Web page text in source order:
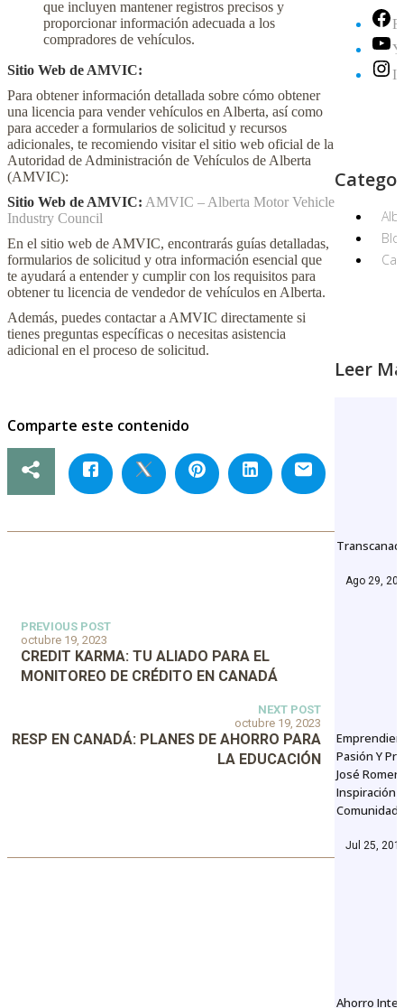
que incluyen mantener registros precisos y
proporcionar información adecuada a los
compradores de vehículos.
Sitio Web de AMVIC:
Para obtener información detallada sobre cómo obtener
una licencia para vender vehículos en Alberta, así como
para acceder a formularios de solicitud y recursos
adicionales, te recomiendo visitar el sitio web oficial de la
Autoridad de Administración de Vehículos de Alberta
(AMVIC):
Sitio Web de AMVIC: AMVIC – Alberta Motor Vehicle
Industry Council
En el sitio web de AMVIC, encontrarás guías detalladas,
formularios de solicitud y otra información esencial que
te ayudará a entender y cumplir con los requisitos para
obtener tu licencia de vendedor de vehículos en Alberta.
Además, puedes contactar a AMVIC directamente si
tienes preguntas específicas o necesitas asistencia
adicional en el proceso de solicitud.
Comparte este contenido
PREVIOUS POST
octubre 19, 2023
CREDIT KARMA: TU ALIADO PARA EL
MONITOREO DE CRÉDITO EN CANADÁ
NEXT POST
octubre 19, 2023
RESP EN CANADÁ: PLANES DE AHORRO PARA
LA EDUCACIÓN
Leer
Ago 29,
Pasión Y
José
Inspiración
Jul 25,
Ahorro